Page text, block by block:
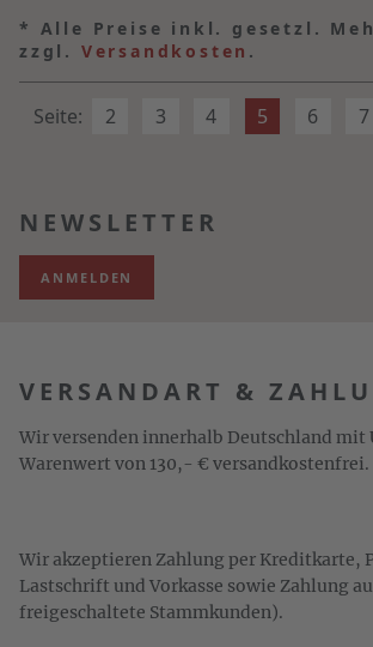
* Alle Preise inkl. gesetzl.
zzgl. Versandkosten .
Seite: 2 3 4 5 6 7
NEWSLETTER
ANMELDEN
VERSANDART &
Wir versenden innerhalb Deutschland mit
Warenwert von 130,- € versandkostenfrei.
Wir akzeptieren Zahlung per Kreditkarte,
Lastschrift und Vorkasse sowie Zahlung
freigeschaltete Stammkunden).